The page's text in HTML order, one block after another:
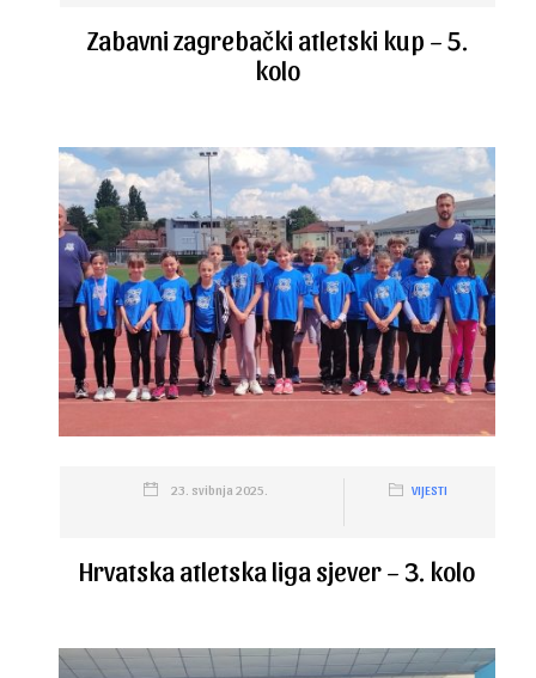
Zabavni zagrebački atletski kup – 5.
kolo
23. svibnja 2025. VIJESTI
Hrvatska atletska liga sjever – 3. kolo